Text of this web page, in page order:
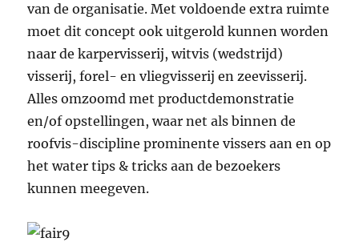
van de organisatie. Met voldoende extra ruimte
moet dit concept ook uitgerold kunnen worden
naar de karpervisserij, witvis (wedstrijd)
visserij, forel- en vliegvisserij en zeevisserij.
Alles omzoomd met productdemonstratie
en/of opstellingen, waar net als binnen de
roofvis-discipline prominente vissers aan en op
het water tips & tricks aan de bezoekers
kunnen meegeven.